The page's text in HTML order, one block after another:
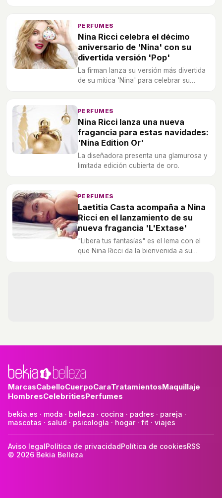
PERFUMES
Nina Ricci celebra el décimo
aniversario de 'Nina' con su
divertida versión 'Pop'
La firman lanza su versión más divertida
de su mítica 'Nina' para celebrar su
PERFUMES
Nina Ricci lanza una nueva
fragancia para estas navidades:
'Nina Edition Or'
La diseñadora presenta una glamurosa y
limitada edición cubierta de oro.
PERFUMES
Laetitia Casta acompaña a Nina
Ricci en el lanzamiento de su
nueva fragancia 'L'Extase'
"Libera tus fantasías" es el lema con el
que Nina Ricci da la bienvenida a su
MarcasCabelloCuerpoCaraTratamientosMaquillaje
HombresCelebritiesPerfumes
bekia.es · moda · belleza · cocina · padres · pareja ·
mascotas · salud · psicología · hogar· fit · viajes
Aviso legal Política de privacidad Política de cookiesRSS
© 2026 Bekia Belleza